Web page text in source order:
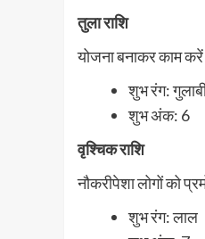
तुला राशि
योजना बनाकर काम
शुभ रंग:
शुभ अंक: 6
वृश्चिक राशि
नौकरीपेशा लोगों को
शुभ रंग: लाल